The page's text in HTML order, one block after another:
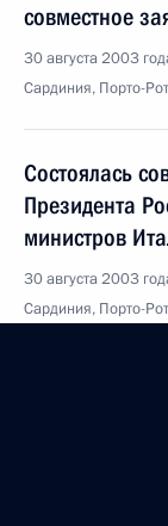
совместное
30 августа 2003
Сардиния, Порто-
Состоялась
Президента
министров
30 августа 2003
Сардиния, Порто-